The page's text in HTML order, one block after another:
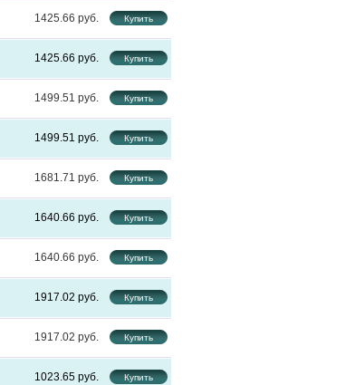
1425.66
1425.66
1499.51
1499.51
1681.71
1640.66
1640.66
1917.02
1917.02
1023.65